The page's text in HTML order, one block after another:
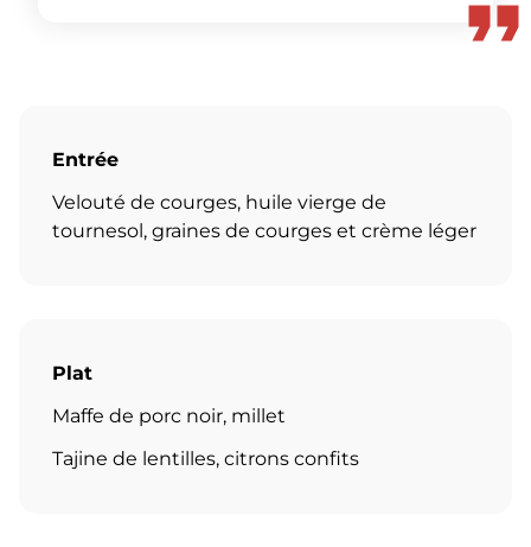
Entrée
Velouté de courges, huile vierge de
tournesol, graines de courges et crème léger
Plat
Maffe de porc noir, millet
Tajine de lentilles, citrons confits